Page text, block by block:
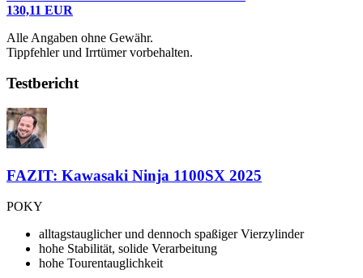
130,11 EUR
Alle Angaben ohne Gewähr.
Tippfehler und Irrtümer vorbehalten.
Testbericht
FAZIT: Kawasaki Ninja 1100SX 2025
POKY
alltagstauglicher und dennoch spaßiger Vierzylinder
hohe Stabilität, solide Verarbeitung
hohe Tourentauglichkeit